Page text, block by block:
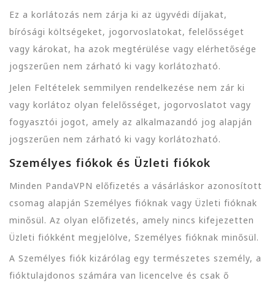
Ez a korlátozás nem zárja ki az ügyvédi díjakat,
bírósági költségeket, jogorvoslatokat, felelősséget
vagy károkat, ha azok megtérülése vagy elérhetősége
jogszerűen nem zárható ki vagy korlátozható.
Jelen Feltételek semmilyen rendelkezése nem zár ki
vagy korlátoz olyan felelősséget, jogorvoslatot vagy
fogyasztói jogot, amely az alkalmazandó jog alapján
jogszerűen nem zárható ki vagy korlátozható.
Személyes fiókok és Üzleti fiókok
Minden PandaVPN előfizetés a vásárláskor azonosított
csomag alapján Személyes fióknak vagy Üzleti fióknak
minősül. Az olyan előfizetés, amely nincs kifejezetten
Üzleti fiókként megjelölve, Személyes fióknak minősül.
A Személyes fiók kizárólag egy természetes személy, a
fióktulajdonos számára van licencelve és csak ő